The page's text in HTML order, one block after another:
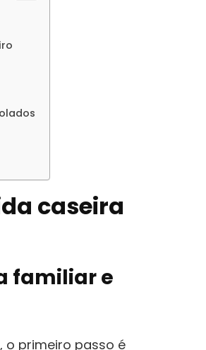
caseira
familiar e
o primeiro passo é